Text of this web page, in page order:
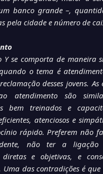
banco grande –,
pela cidade e número de
Y se comporta de maneira
o tema é
desses jovens. As
atendimento são
bem treinados e
atenciosos e
rápido. Preferem não
não ter a ligação
diretas e objetivas, e
das contradições é que